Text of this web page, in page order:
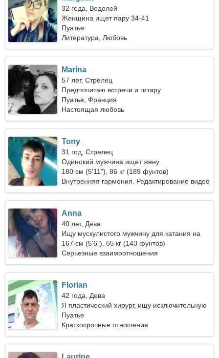
32 года, Водолей
Женщина ищет пару 34-41
Пуатье
Литература, Любовь
Marina
57 лет, Стрелец
Предпочитаю встречи и гитару
Пуатье, Франция
Настоящая любовь
Tony
31 год, Стрелец
Одинокий мужчина ищет жену
180 см (5'11"), 86 кг (189 фунтов)
Внутренняя гармония, Редактирование видео
Anna
40 лет, Дева
Ищу мускулистого мужчину для катания на
лыжах
167 см (5'6"), 65 кг (143 фунтов)
Серьезные взаимоотношения
Florian
42 года, Дева
Я пластический хирург, ищу исключительную
женщину
Пуатье
Краткосрочные отношения